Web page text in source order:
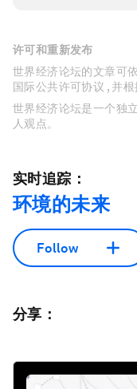
许可和重新发布
世界经济论坛的文章可
国际公共许可协议 , 并
世界经济论坛是一个独
人观点。
实时追踪：
环境的未来
Follow
分享：